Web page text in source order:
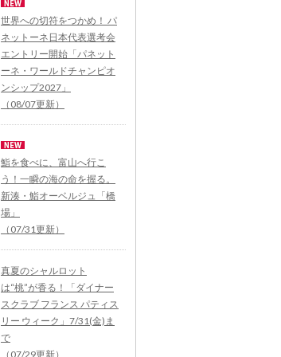
世界への切符をつかめ！ パ
ネットーネ日本代表選考会
エントリー開始「パネット
ーネ・ワールドチャンピオ
ンシップ2027」
（08/07更新）
鮨を食べに、富山へ行こ
う！一瞬の海の命を握る。
新湊・鮨オーベルジュ「橋
場」
（07/31更新）
真夏のシャルロット
は“桃”が香る！「ダイナー
スクラブ フランス パティス
リー ウィーク」7/31(金)ま
で
（07/29更新）